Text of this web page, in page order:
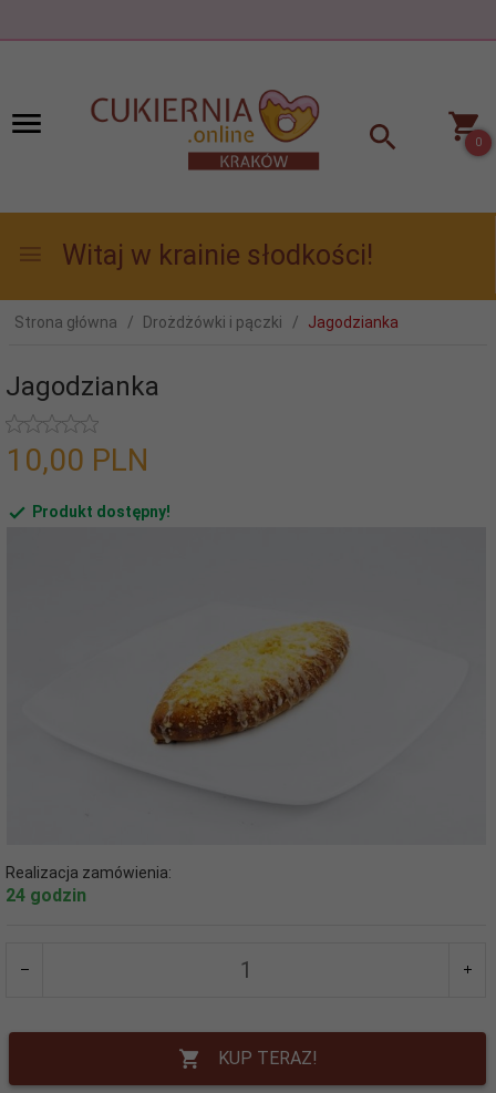
0
Witaj w krainie słodkości!
Strona główna Drożdżówki i pączki Jagodzianka
Jagodzianka
10,00 PLN
Produkt dostępny!
Realizacja zamówienia:
24 godzin
KUP TERAZ!